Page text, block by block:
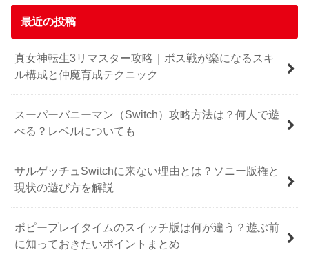
最近の投稿
真女神転生3リマスター攻略｜ボス戦が楽になるスキ
ル構成と仲魔育成テクニック
スーパーバニーマン（Switch）攻略方法は？何人で遊
べる？レベルについても
サルゲッチュSwitchに来ない理由とは？ソニー版権と
現状の遊び方を解説
ポピープレイタイムのスイッチ版は何が違う？遊ぶ前
に知っておきたいポイントまとめ